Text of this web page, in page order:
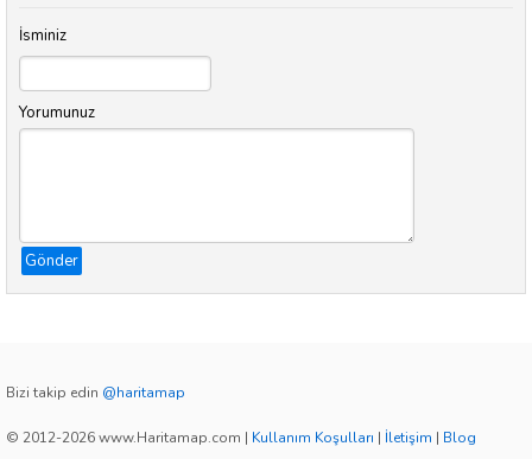
İsminiz
Yorumunuz
Gönder
Bizi takip edin @haritamap
© 2012-2026 www.Haritamap.com | Kullanım Koşulları | İletişim | Blog